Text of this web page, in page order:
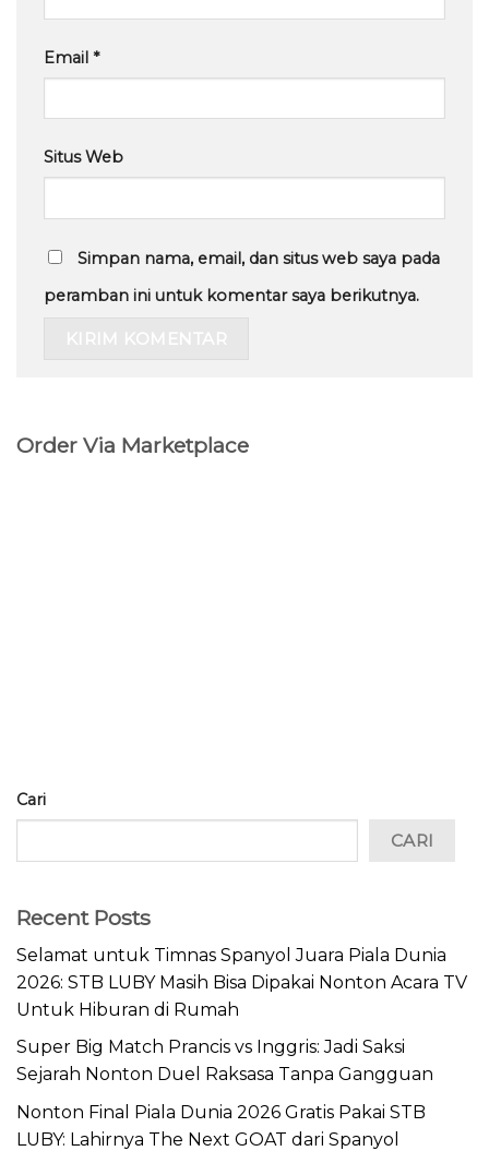
Email *
Situs Web
Simpan nama, email, dan situs web saya pada
peramban ini untuk komentar saya berikutnya.
Order Via Marketplace
Cari
CARI
Recent Posts
Selamat untuk Timnas Spanyol Juara Piala Dunia
2026: STB LUBY Masih Bisa Dipakai Nonton Acara TV
Untuk Hiburan di Rumah
Super Big Match Prancis vs Inggris: Jadi Saksi
Sejarah Nonton Duel Raksasa Tanpa Gangguan
Nonton Final Piala Dunia 2026 Gratis Pakai STB
LUBY: Lahirnya The Next GOAT dari Spanyol